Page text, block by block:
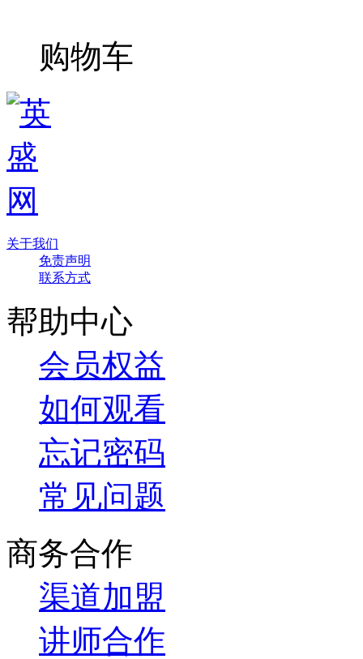
购物车
关于我们
免责声明
联系方式
帮助中心
会员权益
如何观看
忘记密码
常见问题
商务合作
渠道加盟
讲师合作